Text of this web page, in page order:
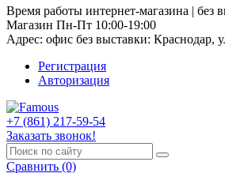
Время работы интернет-магазина | без
Магазин Пн-Пт 10:00-19:00
Адрес: офис без выставки: Краснодар,
Регистрация
Авторизация
+7 (861) 217-59-54
Заказать звонок!
Сравнить (0)